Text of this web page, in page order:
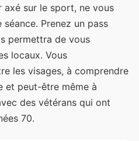
axé sur le sport, ne vous
Prenez un pass
permettra de vous
locaux. Vous
les visages, à comprendre
et peut-être même à
des vétérans qui ont
70.